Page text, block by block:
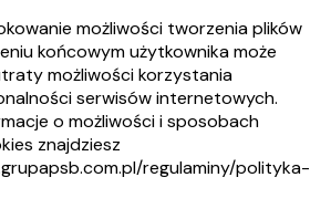
możliwości tworzenia plików
końcowym użytkownika może
możliwości korzystania
serwisów internetowych.
o możliwości i sposobach
znajdziesz
regulaminy/polityka-